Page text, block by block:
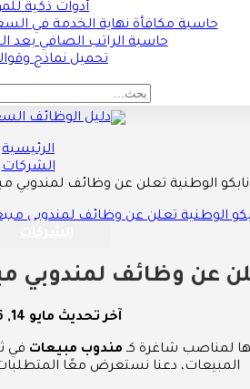
أدوات ذكية
حاسبة مكافأة نهاية الخدمة في السعودية مجانا
حاسبة الراتب الصافي بعد
تحميل نماذج
الرئيسية
الشركات
نابكو الوطنية تعلن عن وظائف
عن وظائف
آخر تحديث مايو 14, 2026
لمناصب شاغرة كـ مندوب مبيعات في
المبيعات، دعنا نستعرض معًا